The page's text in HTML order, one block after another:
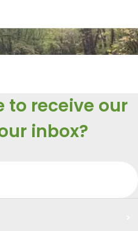
to receive our
inbox?